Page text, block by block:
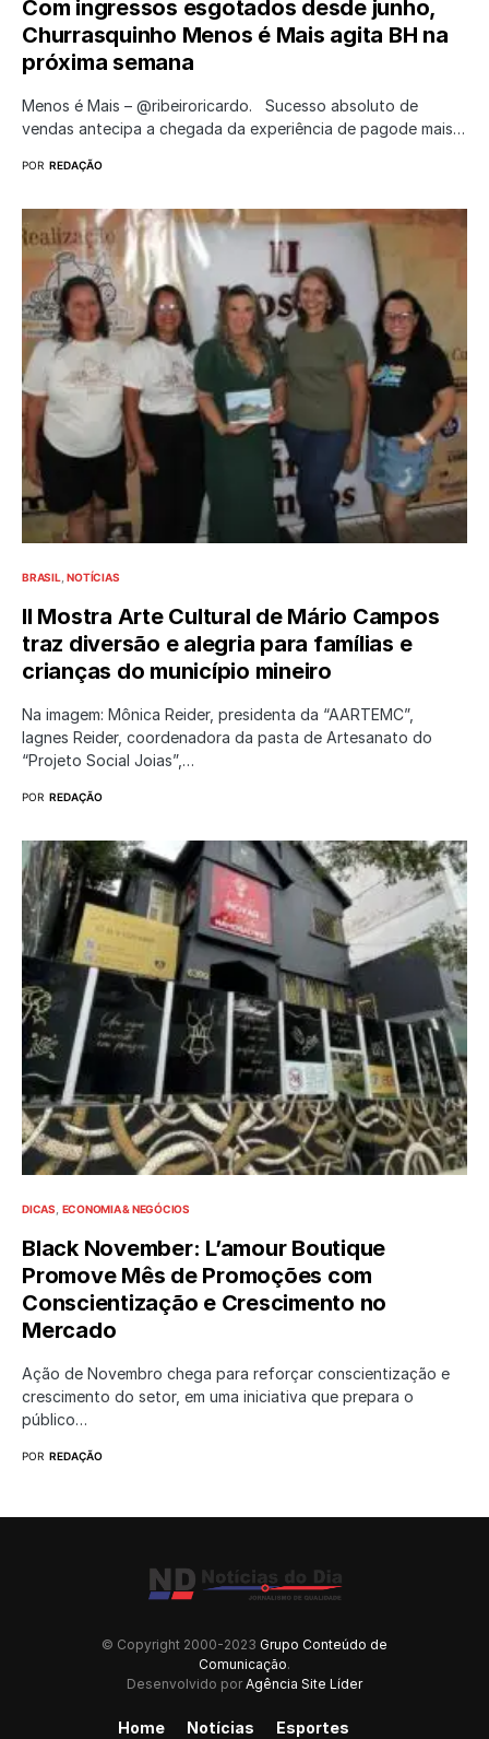
Com ingressos esgotados desde junho,
Churrasquinho Menos é Mais agita BH na
próxima semana
Menos é Mais – @ribeiroricardo. Sucesso absoluto de
vendas antecipa a chegada da experiência de pagode mais…
POR REDAÇÃO
BRASIL NOTÍCIAS
II Mostra Arte Cultural de Mário Campos
traz diversão e alegria para famílias e
crianças do município mineiro
Na imagem: Mônica Reider, presidenta da “AARTEMC”,
Iagnes Reider, coordenadora da pasta de Artesanato do
“Projeto Social Joias”,…
POR REDAÇÃO
DICAS ECONOMIA & NEGÓCIOS
Black November: L’amour Boutique
Promove Mês de Promoções com
Conscientização e Crescimento no
Mercado
Ação de Novembro chega para reforçar conscientização e
crescimento do setor, em uma iniciativa que prepara o
público…
POR REDAÇÃO
© Copyright 2000-2023 Grupo Conteúdo de
Comunicação.
Desenvolvido por Agência Site Líder
Home Notícias Esportes